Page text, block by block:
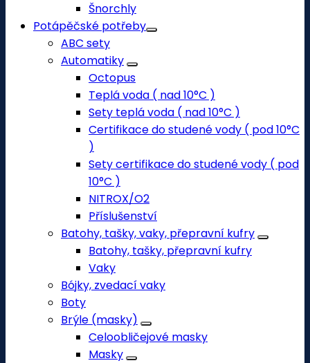
Šnorchly
Potápěčské potřeby
ABC sety
Automatiky
Octopus
Teplá voda ( nad 10°C )
Sety teplá voda ( nad 10°C )
Certifikace do studené vody ( pod 10°C
)
Sety certifikace do studené vody ( pod
10°C )
NITROX/O2
Příslušenství
Batohy, tašky, vaky, přepravní kufry
Batohy, tašky, přepravní kufry
Vaky
Bójky, zvedací vaky
Boty
Brýle (masky)
Celoobličejové masky
Masky